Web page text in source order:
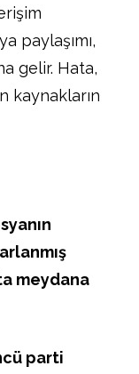
paylaşımı,
gelir. Hata,
kaynakların
meydana
parti